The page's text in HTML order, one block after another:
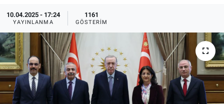
10.04.2025 - 17:24
YAYINLANMA
1161
GÖSTERIM
Eğlence
Ekonomi
Forum